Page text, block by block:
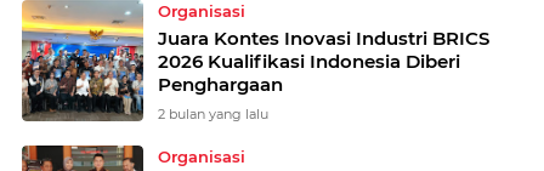
Organisasi
Juara Kontes Inovasi Industri BRICS
2026 Kualifikasi Indonesia Diberi
Penghargaan
2 bulan yang lalu
Organisasi